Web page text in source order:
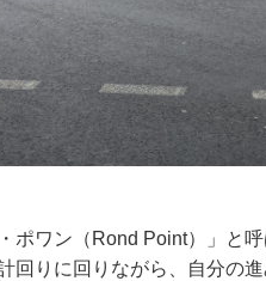
ポワン（Rond Point）」と
回りに回りながら、自分の